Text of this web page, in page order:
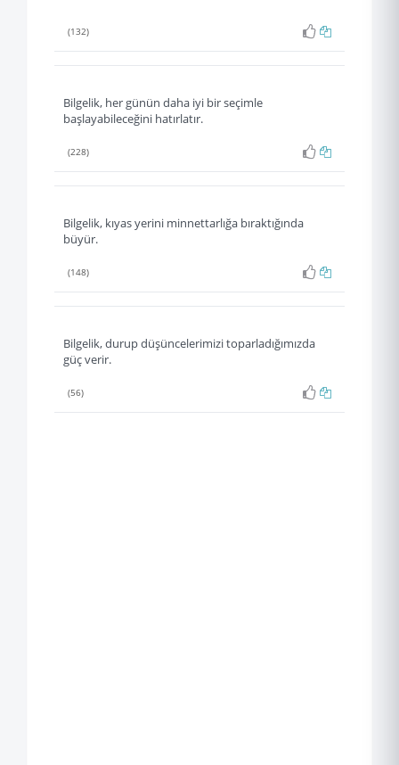
(132)
Bilgelik, her günün daha iyi bir seçimle
başlayabileceğini hatırlatır.
(228)
Bilgelik, kıyas yerini minnettarlığa bıraktığında
büyür.
(148)
Bilgelik, durup düşüncelerimizi toparladığımızda
güç verir.
(56)